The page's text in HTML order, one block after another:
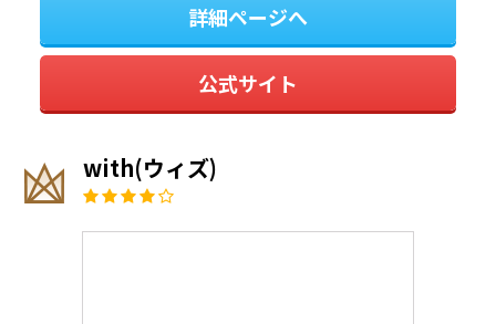
詳細ページへ
公式サイト
with(ウィズ)